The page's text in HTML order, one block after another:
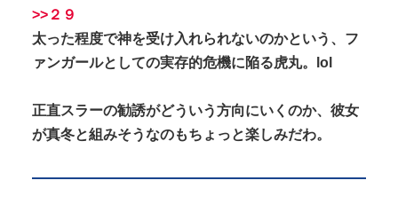
>>２９
太った程度で神を受け入れられないのかという、フ
ァンガールとしての実存的危機に陥る虎丸。lol
正直スラーの勧誘がどういう方向にいくのか、彼女
が真冬と組みそうなのもちょっと楽しみだわ。